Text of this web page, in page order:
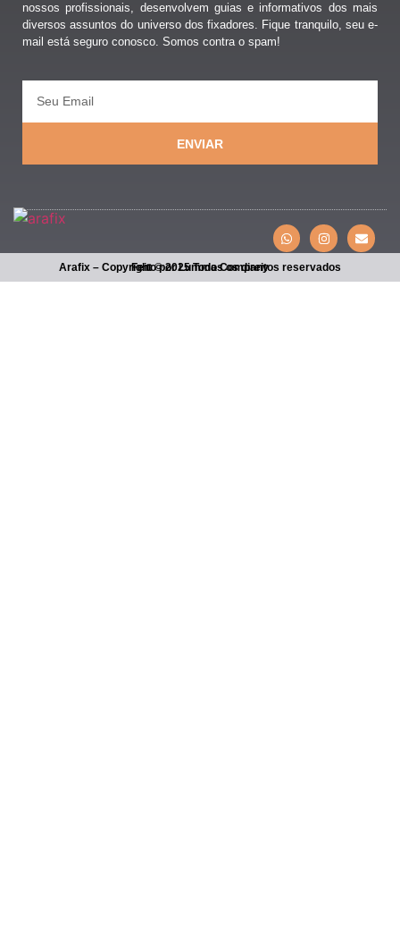
nossos profissionais, desenvolvem guias e informativos dos mais
diversos assuntos do universo dos fixadores. Fique tranquilo, seu e-
mail está seguro conosco. Somos contra o spam!
ENVIAR
Arafix – Copyright © 2025 Todos os direitos reservados
Feito por Lumma Company